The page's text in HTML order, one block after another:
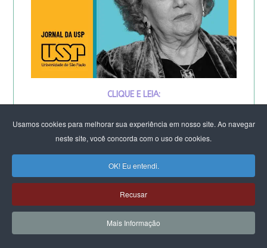
Usamos cookies para melhorar sua experiência em nosso site. Ao navegar
neste site, você concorda com o uso de cookies.
OK! Eu entendi.
Recusar
Mais Informação
CLIQUE E LEIA:
Por que os homens continuam a
matar as mulheres?
&
Feminicídio: “A noção de
propriedade é profunda”.